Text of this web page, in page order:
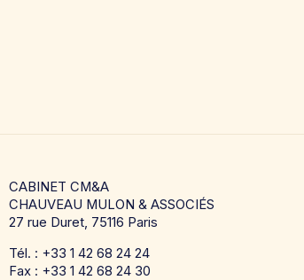
CABINET CM&A
CHAUVEAU MULON & ASSOCIÉS
27 rue Duret, 75116 Paris
Tél. : +33 1 42 68 24 24
Fax : +33 1 42 68 24 30